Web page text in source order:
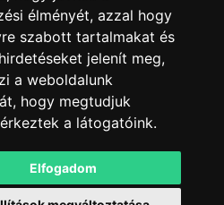
élményét, azzal hogy
szabott tartalmakat és
jelenít meg,
a weboldalunk
hogy megtudjuk
a látogatóink.
Elfogadom
LINKEK
Szolgáltatási feltételek
Adatvédelmi irányelvek